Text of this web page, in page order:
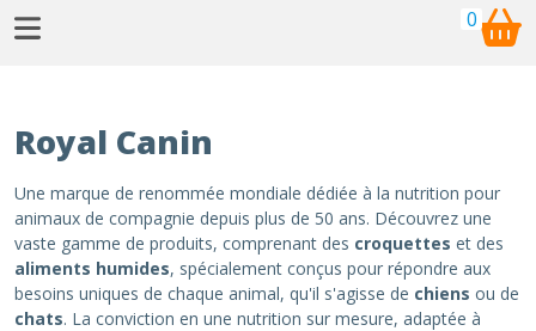
0
Royal Canin
Une marque de renommée mondiale dédiée à la nutrition pour
animaux de compagnie depuis plus de 50 ans. Découvrez une
vaste gamme de produits, comprenant des croquettes et des
aliments humides, spécialement conçus pour répondre aux
besoins uniques de chaque animal, qu'il s'agisse de chiens ou de
chats. La conviction en une nutrition sur mesure, adaptée à